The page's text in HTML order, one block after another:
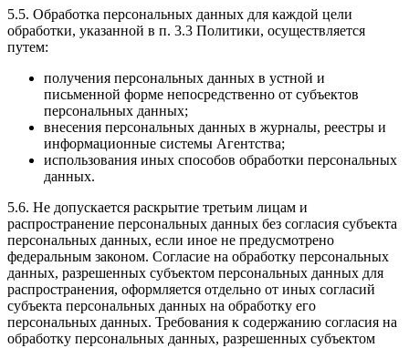
5.5. Обработка персональных данных для каждой цели
обработки, указанной в п. 3.3 Политики, осуществляется
путем:
получения персональных данных в устной и
письменной форме непосредственно от субъектов
персональных данных;
внесения персональных данных в журналы, реестры и
информационные системы Агентства;
использования иных способов обработки персональных
данных.
5.6. Не допускается раскрытие третьим лицам и
распространение персональных данных без согласия субъекта
персональных данных, если иное не предусмотрено
федеральным законом. Согласие на обработку персональных
данных, разрешенных субъектом персональных данных для
распространения, оформляется отдельно от иных согласий
субъекта персональных данных на обработку его
персональных данных. Требования к содержанию согласия на
обработку персональных данных, разрешенных субъектом